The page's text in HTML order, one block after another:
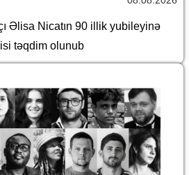
Əlisa Nicatın 90 illik yubileyinə
təqdim olunub